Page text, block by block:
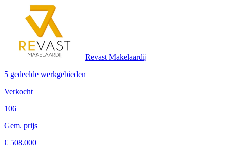
Revast Makelaardij
5 gedeelde werkgebieden
Verkocht
106
Gem. prijs
€ 508.000